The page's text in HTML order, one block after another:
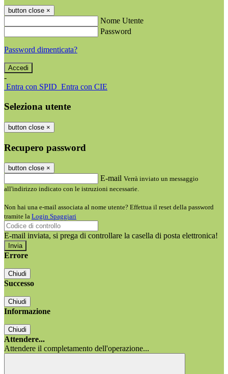
button close ×
Nome Utente
Password
Password dimenticata?
-
Entra con SPID Entra con CIE
Seleziona utente
button close ×
Recupero password
button close ×
E-mail Verrà inviato un messaggio
all'indirizzo indicato con le istruzioni necessarie.
Non hai una e-mail associata al nome utente? Effettua il reset della password
tramite la Login Spaggiari
E-mail inviata, si prega di controllare la casella di posta elettronica!
Errore
Chiudi
Successo
Chiudi
Informazione
Chiudi
Attendere...
Attendere il completamento dell'operazione...